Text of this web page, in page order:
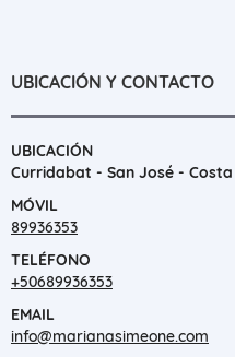
UBICACIÓN Y CONTACTO
UBICACIÓN
Curridabat - San José - Costa
MÓVIL
89936353
TELÉFONO
+50689936353
EMAIL
info@marianasimeone.com